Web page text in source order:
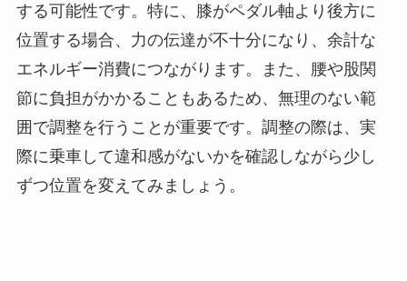
する可能性です。特に、膝がペダル軸より後方に
位置する場合、力の伝達が不十分になり、余計な
エネルギー消費につながります。また、腰や股関
節に負担がかかることもあるため、無理のない範
囲で調整を行うことが重要です。調整の際は、実
際に乗車して違和感がないかを確認しながら少し
ずつ位置を変えてみましょう。